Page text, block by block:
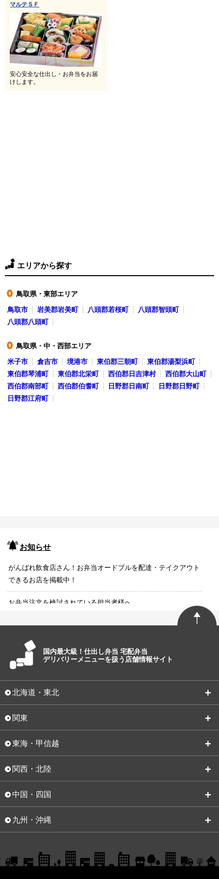
マルテＳＦ
安心安全な仕出し・お弁当をお届
けします。
エリアから探す
●
鳥取県・東部エリア
鳥取市
岩美郡岩美町 八頭郡若桜町
八頭郡智頭町
八頭郡八頭町
●
鳥取県・中・西部エリア
米子市
倉吉市 境港市 東伯郡三朝町
東伯郡湯梨浜町
東伯郡琴浦町
東伯郡北栄町 西伯郡日吉津村
西伯郡大山町
西伯郡南部町
西伯郡伯耆町 日野郡日南町
日野郡日野町
日野郡江府町
お知らせ
がんばれ飲食店さん！お弁当オードブルを配達・テイクアウト
できるお店を掲載中！
お弁当注文を検討されている担当者様へ
国内最大級！仕出し弁当 宅配弁当
デリバリーメニューを扱う店舗情報サイト
北海道・東北
関東
東海・甲信越
関西・北陸
中国・四国
九州・沖縄